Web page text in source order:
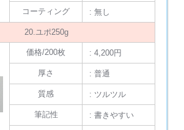
コーティング : 無し
20.ユポ250g
価格/200枚 : 4,200円
厚さ : 普通
質感 : ツルツル
筆記性 : 書きやすい